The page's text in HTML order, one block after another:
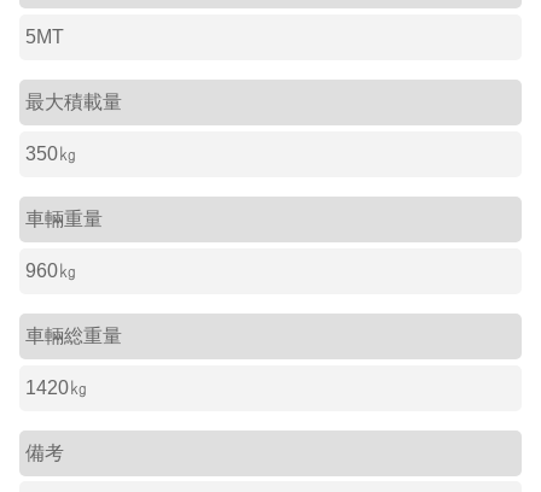
5MT
最大積載量
350㎏
車輛重量
960㎏
車輛総重量
1420㎏
備考